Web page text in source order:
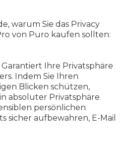
warum Sie das Privacy
von Puro kaufen sollten:
Ihre Privatsphäre
Indem Sie Ihren
Blicken schützen,
absoluter Privatsphäre
persönlichen
sicher aufbewahren, E-Mail